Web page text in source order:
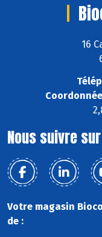
16
Nous suivre sur
Votre magasin
de :